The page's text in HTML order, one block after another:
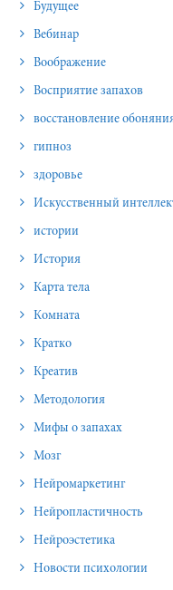
Будущее
Вебинар
Воображение
Восприятие запахов
восстановление
гипноз
здоровье
Искусственный
истории
История
Карта тела
Комната
Кратко
Креатив
Методология
Мифы о запахах
Мозг
Нейромаркетинг
Нейропластичность
Нейроэстетика
Новости психологии